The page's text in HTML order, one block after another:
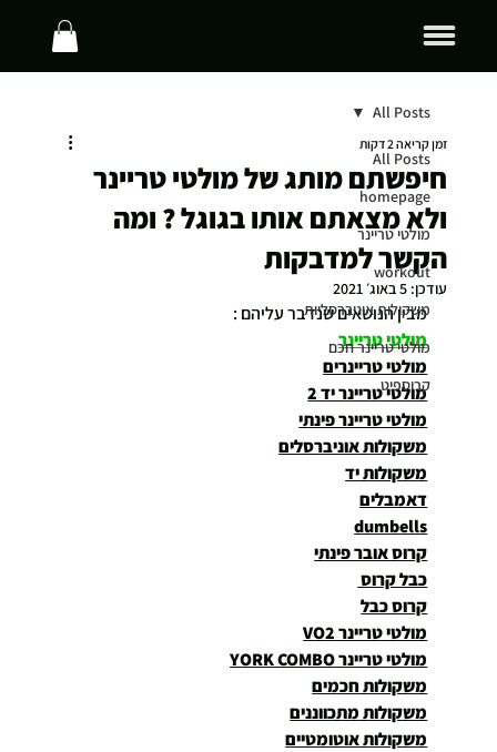
All Posts
homepage
מולטי טריינר
workout
משקולות אוניברסליות
מולטי טריינר חכם
קרוספיט
All Posts
חיפשתם מותג של מולטי טריינר
ולא מצאתם אותו בגוגל ? ומה
הקשר למדבקות
זמן קריאה 2 דקות
עודכן: 5 באוג׳ 2021
מבין הנושאים שנדבר עליהם :
מולטי טריינר
מולטי טריינרים
מולטי טריינר יד 2
מולטי טריינר פינתי
משקולות אוניברסלים
משקולות יד
דאמבלים
dumbells
קרוס אובר פינתי
כבל קרוס
קרוס כבל
מולטי טריינר VO2
מולטי טריינר YORK COMBO
משקולות חכמים
משקולות מתכווננים
משקולות אוטומטיים